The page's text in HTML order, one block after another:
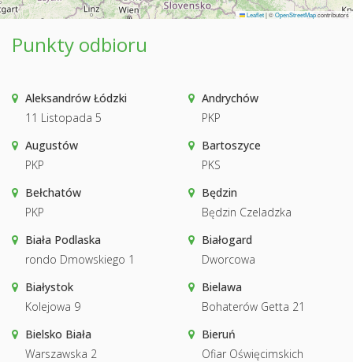
Leaflet|©OpenStreetMapcontributors
Punkty odbioru
Aleksandrów Łódzki
11 Listopada 5
Andrychów
PKP
Augustów
PKP
Bartoszyce
PKS
Bełchatów
PKP
Będzin
Będzin Czeladzka
Biała Podlaska
rondo Dmowskiego 1
Białogard
Dworcowa
Białystok
Kolejowa 9
Bielawa
Bohaterów Getta 21
Bielsko Biała
Warszawska 2
Bieruń
Ofiar Oświęcimskich